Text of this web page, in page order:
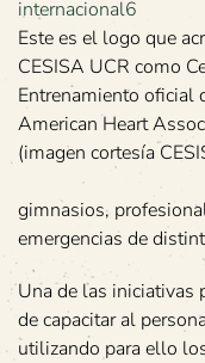
Este es el logo que
CESISA UCR como
Entrenamiento oficial
American Heart
(imagen cortesía
gimnasios,
emergencias de
Una de las iniciativas
de capacitar al
utilizando para ello